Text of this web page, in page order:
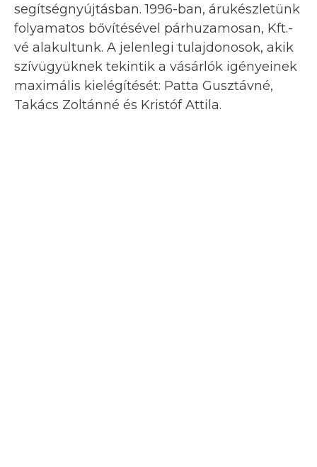
segítségnyújtásban. 1996-ban, árukészletünk
folyamatos bővítésével párhuzamosan, Kft.-
vé alakultunk. A jelenlegi tulajdonosok, akik
szívügyüknek tekintik a vásárlók igényeinek
maximális kielégítését: Patta Gusztávné,
Takács Zoltánné és Kristóf Attila.